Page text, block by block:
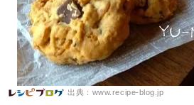
出典：www.recipe-blog.jp